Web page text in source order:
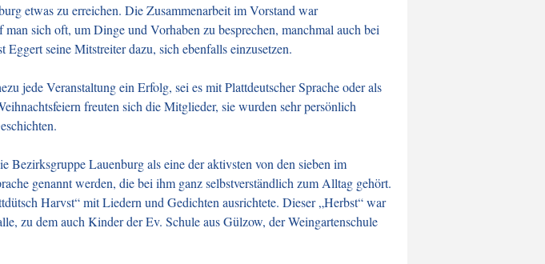
etwas zu erreichen. Die Zusammenarbeit im Vorstand war
sich oft, um Dinge und Vorhaben zu besprechen, manchmal auch bei
seine Mitstreiter dazu, sich ebenfalls einzusetzen.
jede Veranstaltung ein Erfolg, sei es mit Plattdeutscher Sprache oder als
freuten sich die Mitglieder, sie wurden sehr persönlich
Lauenburg als eine der aktivsten von den sieben im
genannt werden, die bei ihm ganz selbstverständlich zum Alltag gehört.
Harvst“ mit Liedern und Gedichten ausrichtete. Dieser „Herbst“ war
zu dem auch Kinder der Ev. Schule aus Gülzow, der Weingartenschule